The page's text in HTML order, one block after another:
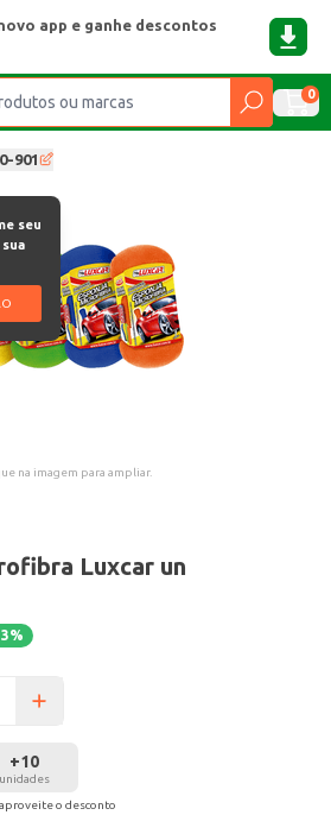
app e ganhe descontos
0
901
seu
na imagem para ampliar.
Luxcar un
%
+10
unidades
o desconto